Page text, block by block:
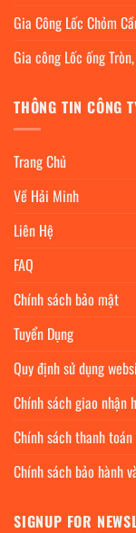
Gia Công Lốc Chỏm
Gia công Lốc ống
THÔNG TIN CÔNG
Trang Chủ
Về Hải Minh
Liên Hệ
FAQ
Chính sách bảo mật
Tuyển Dụng
Quy định sử dụng
Chính sách giao nhận
Chính sách thanh toán
Chính sách bảo hành
SIGNUP FOR